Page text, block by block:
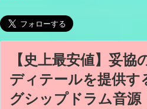
【史上最安値】妥協
ディテールを提供す
グシップドラム音源